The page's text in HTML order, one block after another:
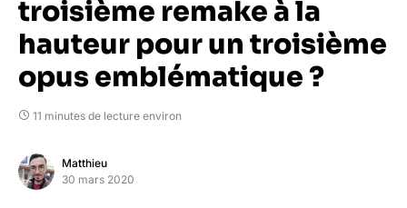
troisième remake à la
hauteur pour un troisième
opus emblématique ?
11 minutes de lecture environ
Matthieu
30 mars 2020